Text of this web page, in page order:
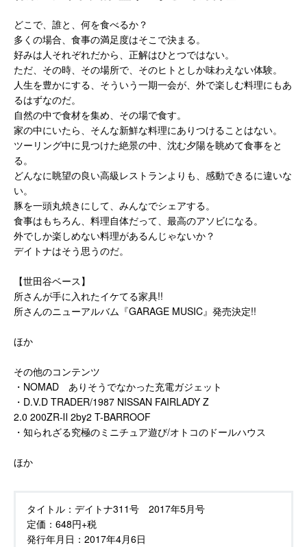
どこで、誰と、何を食べるか？
多くの場合、食事の満足度はそこで決まる。
好みは人それぞれだから、正解はひとつではない。
ただ、その時、その場所で、そのヒトとしか味わえない体験。
人生を豊かにする、そういう一期一会が、外で楽しむ料理にもあ
るはずなのだ。
自然の中で食材を集め、その場で食す。
家の中にいたら、そんな新鮮な料理にありつけることはない。
ツーリング中に見つけた絶景の中、沈む夕陽を眺めて食事をと
る。
どんなに眺望の良い高級レストランよりも、感動できるに違いな
い。
豚を一頭丸焼きにして、みんなでシェアする。
食事はもちろん、料理自体だって、最高のアソビになる。
外でしか楽しめない料理があるんじゃないか？
デイトナはそう思うのだ。
【世田谷ベース】
所さんが手に入れたイケてる家具!!
所さんのニューアルバム『GARAGE MUSIC』発売決定!!
ほか
その他のコンテンツ
・NOMAD ありそうでなかった充電ガジェット
・D.V.D TRADER/1987 NISSAN FAIRLADY Z
2.0 200ZR-Ⅱ 2by2 T-BARROOF
・知られざる究極のミニチュア遊び/オトコのドールハウス
ほか
タイトル： デイトナ311号 2017年5月号
定価： 648円+税
発行年月日： 2017年4月6日